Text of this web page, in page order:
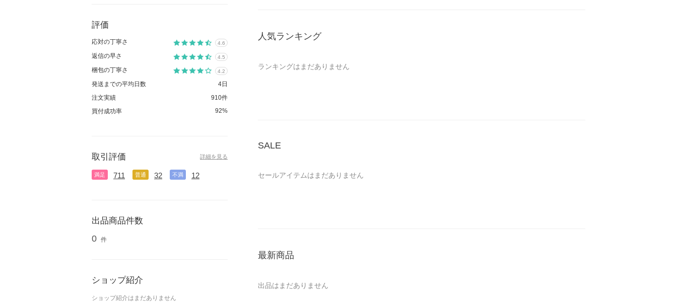
評価
応対の丁寧さ 4.6
返信の早さ 4.5
梱包の丁寧さ 4.2
発送までの平均日数
4日
注文実績
910件
買付成功率
92%
取引評価 詳細を見る
満足 711 普通 32 不満 12
出品商品件数
0 件
ショップ紹介
ショップ紹介はまだありません
人気ランキング
ランキングはまだありません
SALE
セールアイテムはまだありません
最新商品
出品はまだありません